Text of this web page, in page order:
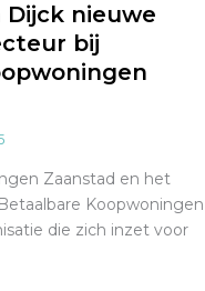
nieuwe
bij
Zaanstad en het
Koopwoningen
die zich inzet voor